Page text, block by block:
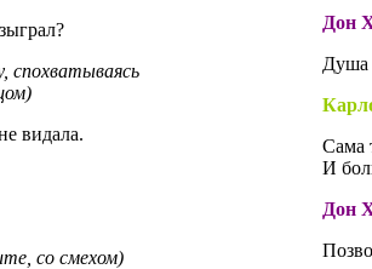
спохватываясь
видала.
со смехом)
Дон
Душа
Сама
И
Дон